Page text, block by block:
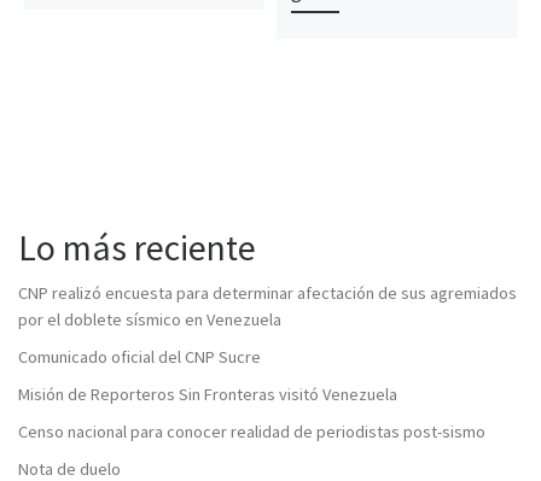
Lo más reciente
CNP realizó encuesta para determinar afectación de sus agremiados
por el doblete sísmico en Venezuela
Comunicado oficial del CNP Sucre
Misión de Reporteros Sin Fronteras visitó Venezuela
Censo nacional para conocer realidad de periodistas post-sismo
Nota de duelo